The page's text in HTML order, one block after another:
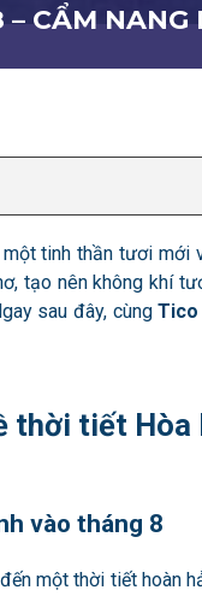
CẨM
tinh thần tươi mới
tạo nên không khí
sau đây, cùng
thời tiết Hòa
vào tháng 8
một thời tiết hoàn